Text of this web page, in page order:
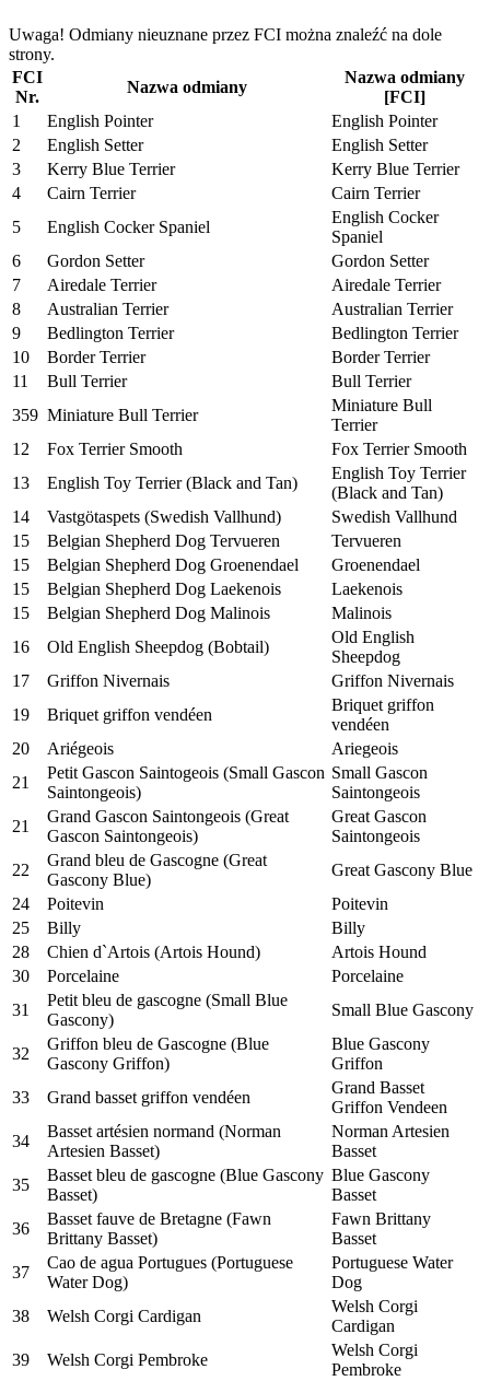
Uwaga! Odmiany nieuznane przez FCI można znaleźć na dole
strony.
FCI
Nr.
Nazwa odmiany
Nazwa odmiany
[FCI]
1
English Pointer
English Pointer
2
English Setter
English Setter
3
Kerry Blue Terrier
Kerry Blue Terrier
4
Cairn Terrier
Cairn Terrier
5
English Cocker Spaniel
English Cocker
Spaniel
6
Gordon Setter
Gordon Setter
7
Airedale Terrier
Airedale Terrier
8
Australian Terrier
Australian Terrier
9
Bedlington Terrier
Bedlington Terrier
10
Border Terrier
Border Terrier
11
Bull Terrier
Bull Terrier
359 Miniature Bull Terrier
Miniature Bull
Terrier
12
Fox Terrier Smooth
Fox Terrier Smooth
13
English Toy Terrier (Black and Tan)
English Toy Terrier
(Black and Tan)
14
Vastgötaspets (Swedish Vallhund)
Swedish Vallhund
15
Belgian Shepherd Dog Tervueren
Tervueren
15
Belgian Shepherd Dog Groenendael
Groenendael
15
Belgian Shepherd Dog Laekenois
Laekenois
15
Belgian Shepherd Dog Malinois
Malinois
16
Old English Sheepdog (Bobtail)
Old English
Sheepdog
17
Griffon Nivernais
Griffon Nivernais
19
Briquet griffon vendéen
Briquet griffon
vendéen
20
Ariégeois
Ariegeois
21
Petit Gascon Saintogeois (Small Gascon
Saintongeois)
Small Gascon
Saintongeois
21
Grand Gascon Saintongeois (Great
Gascon Saintongeois)
Great Gascon
Saintongeois
22
Grand bleu de Gascogne (Great
Gascony Blue)
Great Gascony Blue
24
Poitevin
Poitevin
25
Billy
Billy
28
Chien d`Artois (Artois Hound)
Artois Hound
30
Porcelaine
Porcelaine
31
Petit bleu de gascogne (Small Blue
Gascony)
Small Blue Gascony
32
Griffon bleu de Gascogne (Blue
Gascony Griffon)
Blue Gascony
Griffon
33
Grand basset griffon vendéen
Grand Basset
Griffon Vendeen
34
Basset artésien normand (Norman
Artesien Basset)
Norman Artesien
Basset
35
Basset bleu de gascogne (Blue Gascony
Basset)
Blue Gascony
Basset
36
Basset fauve de Bretagne (Fawn
Brittany Basset)
Fawn Brittany
Basset
37
Cao de agua Portugues (Portuguese
Water Dog)
Portuguese Water
Dog
38
Welsh Corgi Cardigan
Welsh Corgi
Cardigan
39
Welsh Corgi Pembroke
Welsh Corgi
Pembroke